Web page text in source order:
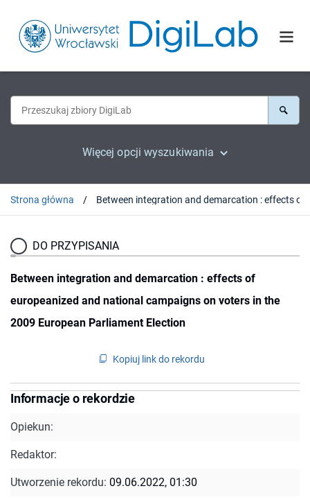
Więcej opcji wyszukiwania
Strona główna
DO PRZYPISANIA
Between integration and demarcation : effects of
europeanized and national campaigns on voters in the
2009 European Parliament Election
Kopiuj link do rekordu
Informacje o rekordzie
Opiekun:
Redaktor:
Utworzenie rekordu: 09.06.2022, 01:30